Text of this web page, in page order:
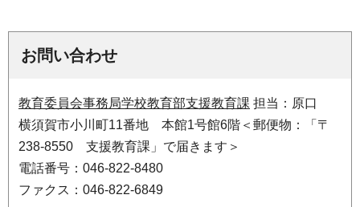
お問い合わせ
教育委員会事務局学校教育部支援教育課 担当：原口
横須賀市小川町11番地 本館1号館6階＜郵便物：「〒
238-8550 支援教育課」で届きます＞
電話番号：046-822-8480
ファクス：046-822-6849